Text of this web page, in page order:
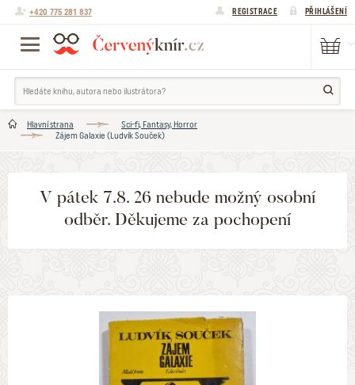
+420 775 281 837 REGISTRACE PŘIHLÁŠENÍ
Hlavní strana
Sci-fi, Fantasy, Horror
Zájem Galaxie (Ludvík Souček)
V pátek 7.8. 26 nebude možný osobní
odběr. Děkujeme za pochopení